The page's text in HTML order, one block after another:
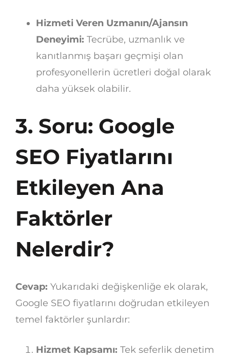
Hizmeti Veren Uzmanın/Ajansın
Deneyimi: Tecrübe, uzmanlık ve
kanıtlanmış başarı geçmişi olan
profesyonellerin ücretleri doğal olarak
daha yüksek olabilir.
3. Soru: Google
SEO Fiyatlarını
Etkileyen Ana
Faktörler
Nelerdir?
Cevap: Yukarıdaki değişkenliğe ek olarak,
Google SEO fiyatlarını doğrudan etkileyen
temel faktörler şunlardır:
Hizmet Kapsamı: Tek seferlik denetim